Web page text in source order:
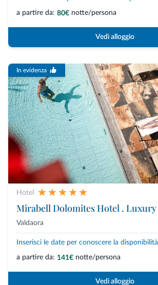
a partire da: 80€ notte/persona
Vedi alloggio
In evidenza
Hotel
Valdaora
Inserisci le date per conoscere la disponibilità
a partire da: 141€ notte/persona
Vedi alloggio